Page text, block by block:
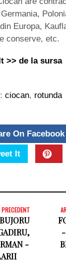
Europa,
conserve, etc.
>> de la sursa
ciocan, rotunda
On Facebook
It
-